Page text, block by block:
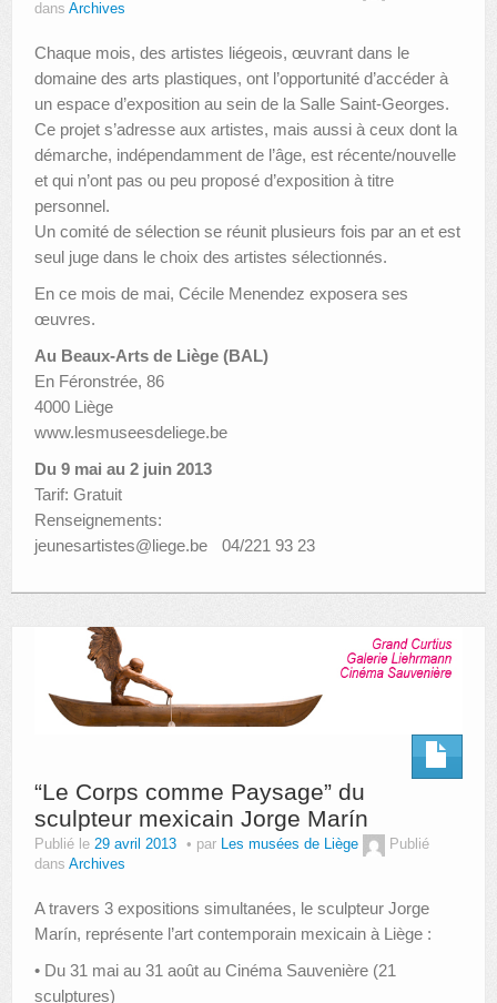
dans Archives
Chaque mois, des artistes liégeois, œuvrant dans le
domaine des arts plastiques, ont l’opportunité d’accéder à
un espace d’exposition au sein de la Salle Saint-Georges.
Ce projet s’adresse aux artistes, mais aussi à ceux dont la
démarche, indépendamment de l’âge, est récente/nouvelle
et qui n’ont pas ou peu proposé d’exposition à titre
personnel.
Un comité de sélection se réunit plusieurs fois par an et est
seul juge dans le choix des artistes sélectionnés.
En ce mois de mai, Cécile Menendez exposera ses
œuvres.
Au Beaux-Arts de Liège (BAL)
En Féronstrée, 86
4000 Liège
www.lesmuseesdeliege.be
Du 9 mai au 2 juin 2013
Tarif: Gratuit
Renseignements:
jeunesartistes@liege.be 04/221 93 23
“Le Corps comme Paysage” du
sculpteur mexicain Jorge Marín
Publié le 29 avril 2013 par Les musées de Liège
Publié
dans Archives
A travers 3 expositions simultanées, le sculpteur Jorge
Marín, représente l’art contemporain mexicain à Liège :
• Du 31 mai au 31 août au Cinéma Sauvenière (21
sculptures)